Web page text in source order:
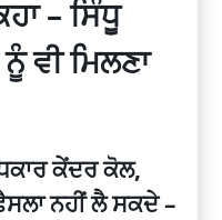
– ਸਿੰਧੂ
ਵੀ ਮਿਲਣਾ
ਕੇਂਦਰ ਕੋਲ,
ਨਹੀਂ ਲੈ ਸਕਦੇ –